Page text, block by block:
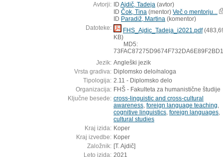
Avtorji: ID Ajdič, Tadeja (avtor)
ID Čok, Tina (mentor) Več o mentorju...
ID Paradiž, Martina (komentor)
Datoteke:
FHS_Ajdic_Tadeja_i2021.pdf
KB)
MD5:
Jezik: Angleški jezik
Vrsta gradiva: Diplomsko delo/naloga
Tipologija: 2.11 - Diplomsko delo
Organizacija: FHŠ - Fakulteta za humanistične študije
Ključne besede: cross-linguistic and cross-cultural
awareness foreign language teaching
cognitive linguistics foreign languages
cultural studies
Kraj izida: Koper
Kraj izvedbe: Koper
Založnik: [T. Ajdič]
Leto izida: 2021